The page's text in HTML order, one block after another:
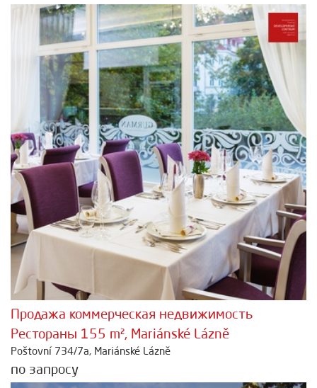
Продажа коммерческая недвижимость
Рестораны 155 m², Mariánské Lázně
Poštovní 734/7a, Mariánské Lázně
по запросу